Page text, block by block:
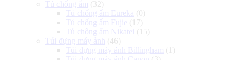
Tủ chống ẩm (32)
Tủ chống ẩm Eureka (0)
Tủ chống ẩm Fujie (17)
Tủ chống ẩm Nikatei (15)
Túi đựng máy ảnh
(46)
Túi đựng máy ảnh Billingham (1)